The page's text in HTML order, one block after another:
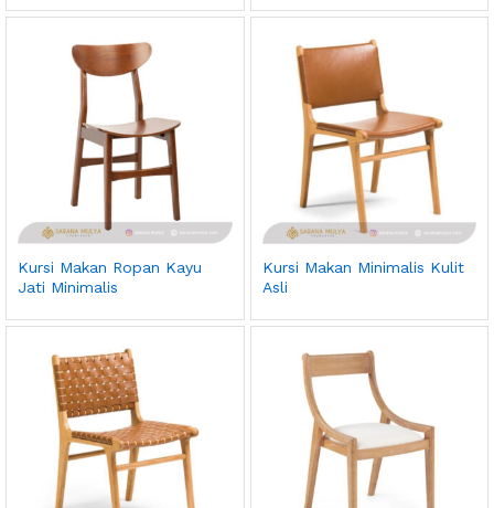
Kursi Makan Ropan Kayu
Jati Minimalis
Kursi Makan Minimalis Kulit
Asli